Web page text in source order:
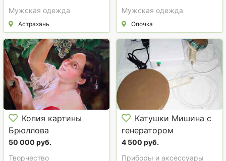
Мужская одежда
Астрахань
Мужская одежда
Опочка
Копия картины
Брюллова
"Итальянский полдень"
50 000 руб.
Творчество
Катушки Мишина с
генератором
4 500 руб.
Приборы и аксессуары